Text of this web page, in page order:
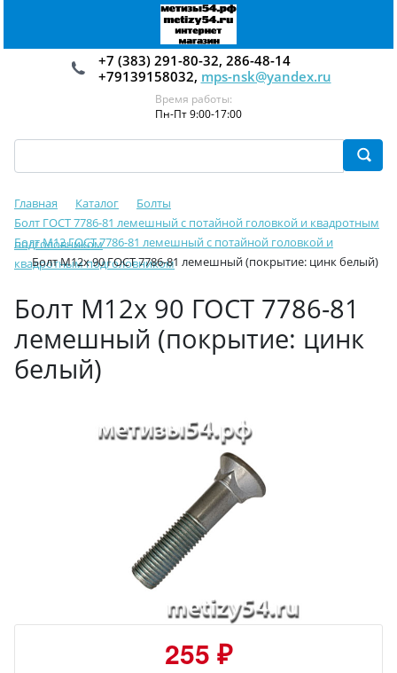
+7 (383) 291-80-32, 286-48-14
+79139158032, mps-nsk@yandex.ru
Время работы:
Пн-Пт 9:00-17:00
Главная Каталог
Болты
Болт ГОСТ 7786-81 лемешный c потайной головкой и квадротным
подголовником
Болт М12 ГОСТ 7786-81 лемешный c потайной головкой и
квадротным подголовником
Болт М12х 90 ГОСТ 7786-81 лемешный (покрытие: цинк белый)
Болт М12х 90 ГОСТ 7786-81
лемешный (покрытие: цинк
белый)
255 ₽